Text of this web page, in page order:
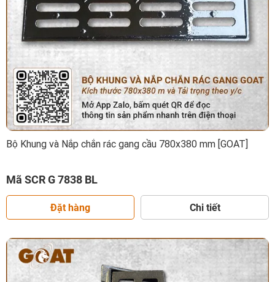
Bộ Khung và Nắp chắn rác gang cầu 780x380 mm [GOAT]
Mã SCR G 7838 BL
Đặt hàng Chi tiết